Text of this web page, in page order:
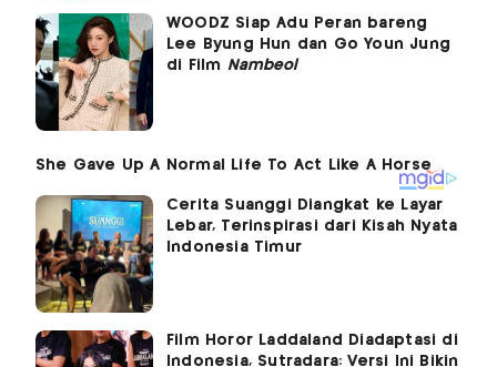
WOODZ Siap Adu Peran bareng
Lee Byung Hun dan Go Youn Jung
di Film Nambeol
Cerita Suanggi Diangkat ke Layar
Lebar, Terinspirasi dari Kisah Nyata
Indonesia Timur
Film Horor Laddaland Diadaptasi di
Indonesia, Sutradara: Versi Ini Bikin